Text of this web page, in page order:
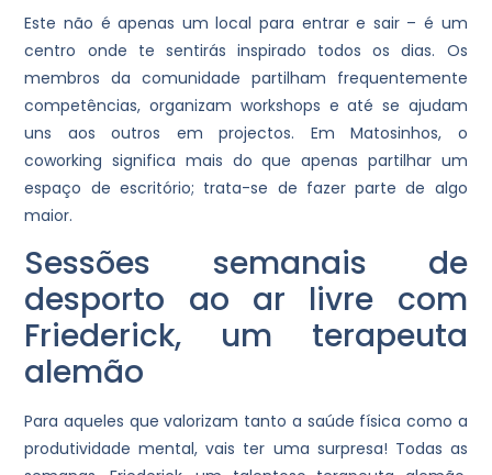
Este não é apenas um local para entrar e sair – é um
centro onde te sentirás inspirado todos os dias. Os
membros da comunidade partilham frequentemente
competências, organizam workshops e até se ajudam
uns aos outros em projectos. Em Matosinhos, o
coworking significa mais do que apenas partilhar um
espaço de escritório; trata-se de fazer parte de algo
maior.
Sessões semanais de
desporto ao ar livre com
Friederick, um terapeuta
alemão
Para aqueles que valorizam tanto a saúde física como a
produtividade mental, vais ter uma surpresa! Todas as